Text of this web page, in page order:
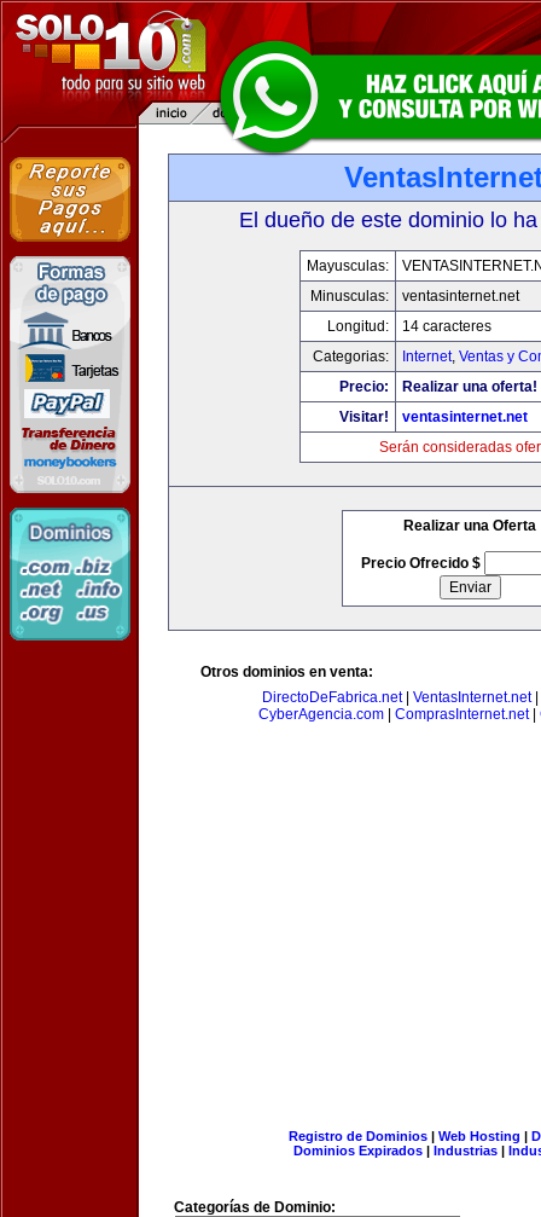
El dueño de este dominio lo
Mayusculas:
Minusculas:
ventasinternet.net
Longitud:
14 caracteres
Categorias:
Internet, Ventas y
Precio:
Realizar una oferta!
Visitar!
ventasinternet.net
Serán consideradas
Realizar una Oferta
Precio Ofrecido $
Otros dominios en venta:
DirectoDeFabrica.net| VentasInternet.net|
CyberAgencia.com| ComprasInternet.net|
Registro de Dominios| Web Hosting |
Dominios Expirados | Industrias |
Categorías de Dominio: